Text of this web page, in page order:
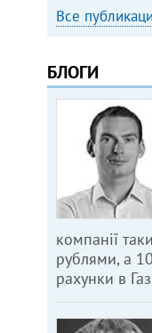
Все
БЛОГИ
компанії
рублями, а
рахунки в